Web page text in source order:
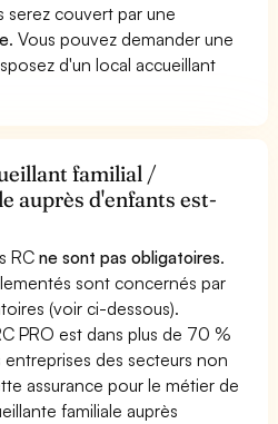
serez couvert par une
. Vous pouvez demander une
d'un local accueillant
familial /
auprès d'enfants est-
RCne sont pas obligatoires.
sont concernés par
(voir ci-dessous).
PRO est dans plus de 70 %
des secteurs non
assurance pour le métier de
familiale auprès